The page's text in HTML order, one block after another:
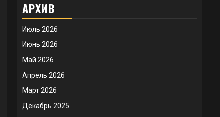
АРХИВ
Июль 2026
Июнь 2026
Май 2026
Апрель 2026
Март 2026
Декабрь 2025